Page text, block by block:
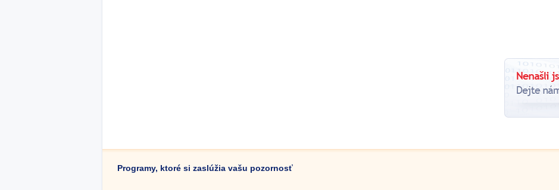
Programy, ktoré si zaslúžia vašu pozornosť